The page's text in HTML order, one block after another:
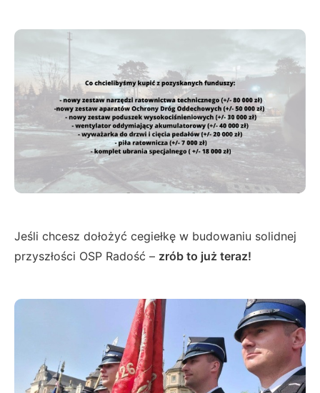
Jeśli chcesz dołożyć cegiełkę w budowaniu solidnej
przyszłości OSP Radość – zrób to już teraz!